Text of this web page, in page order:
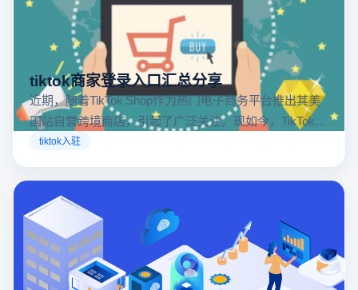
tiktok商家登录入口汇总分享
近期，随着TikTok Shop作为热门电子商务平台推出其美
国站自营跨境商店，引起了广泛关注。现如今，TikTok商
店已覆盖美国、英国及东南亚地区，因此了解官方网站
tiktok入驻